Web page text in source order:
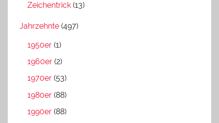
Zeichentrick (13)
Jahrzehnte (497)
1950er (1)
1960er (2)
1970er (53)
1980er (88)
1990er (88)